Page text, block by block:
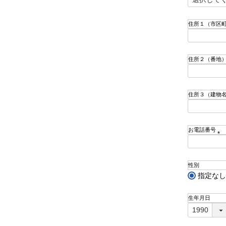
須
)
住所１（市区
住所２（番地）
住所３（建物名
お電話番号
須
)
性別
指定なし
生年月日